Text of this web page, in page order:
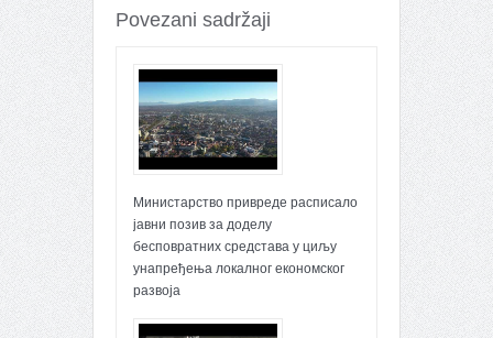
Povezani sadržaji
Министарство привреде расписало
јавни позив за доделу
бесповратних средстава у циљу
унапређења локалног економског
развоја